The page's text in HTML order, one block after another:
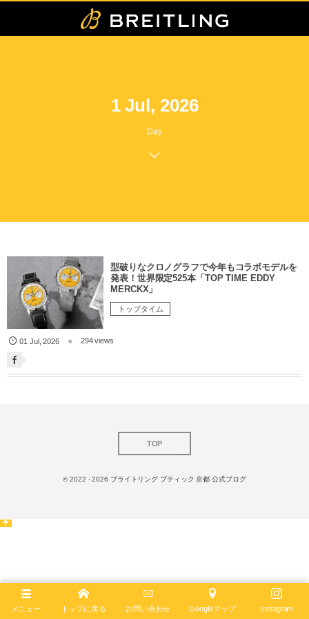
1 Jul, 2026
Day
型破りなクロノグラフで今年もコラボモデルを
発表！世界限定525本「TOP TIME EDDY
MERCKX」
トップタイム
01 Jul,2026 294 views
TOP
© 2022 - 2026 ブライトリング ブティック 京都 公式ブログ
メニュー トップに戻る お問い合わせ Googleマップ Instagram